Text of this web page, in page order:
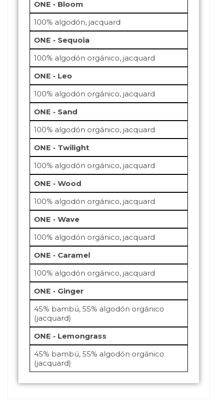
ONE - Bloom
100% algodón, jacquard
ONE - Sequoia
100% algodón orgánico, jacquard
ONE - Leo
100% algodón orgánico, jacquard
ONE - Sand
100% algodón orgánico, jacquard
ONE - Twilight
100% algodón orgánico, jacquard
ONE - Wood
100% algodón orgánico, jacquard
ONE - Wave
100% algodón orgánico, jacquard
ONE - Caramel
100% algodón orgánico, jacquard
ONE - Ginger
45% bambú, 55% algodón orgánico
(jacquard)
ONE - Lemongrass
45% bambú, 55% algodón orgánico
(jacquard)